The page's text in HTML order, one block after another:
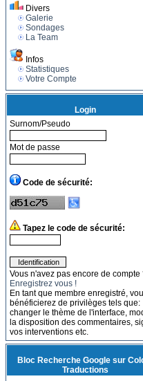
Divers
Galerie
Sondages
La Team
Infos
Statistiques
Votre Compte
Login
Surnom/Pseudo
Mot de passe
Code de sécurité:
Tapez le code de sécurité:
Vous n'avez pas encore de compte
Enregistrez vous !
En tant que membre enregistré,
bénéficierez de privilèges tels que:
changer le thème de l'interface,
la disposition des commentaires,
vos interventions etc.
Bloc Recherche Google sur
Traductions